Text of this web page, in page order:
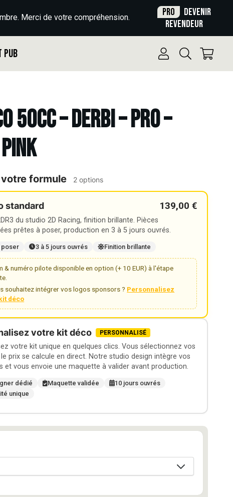
Merci de votre compréhension. Pro
Devenir
revendeur
Pub
50cc – DERBI – PRO –
formule 2 options
standard 139,00 €
du studio 2D Racing, finition brillante. Pièces
prêtes à poser, production en 3 à 5 jours ouvrés.
poser 3 à 5 jours ouvrés Finition brillante
& numéro pilote disponible en option (+ 10 EUR) à l'étape
souhaitez intégrer vos logos sponsors ? Personnalisez
déco
votre kit déco PERSONNALISÉ
votre kit unique en quelques clics. Vous sélectionnez vos
prix se calcule en direct. Notre studio design intègre vos
et vous envoie une maquette à valider avant production.
dédié Maquette validée
10 jours ouvrés
unique